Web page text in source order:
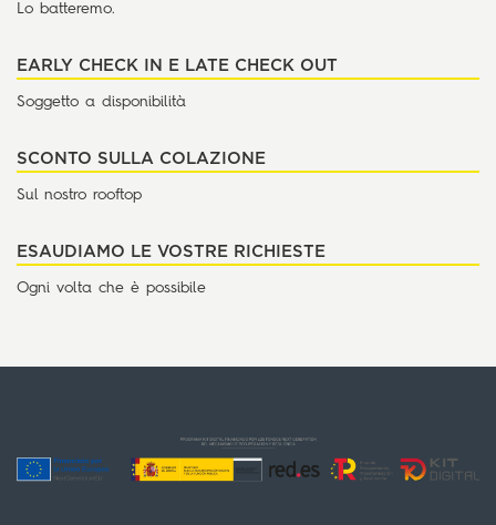
Lo batteremo.
EARLY CHECK IN E LATE CHECK OUT
Soggetto a disponibilità
SCONTO SULLA COLAZIONE
Sul nostro rooftop
ESAUDIAMO LE VOSTRE RICHIESTE
Ogni volta che è possibile